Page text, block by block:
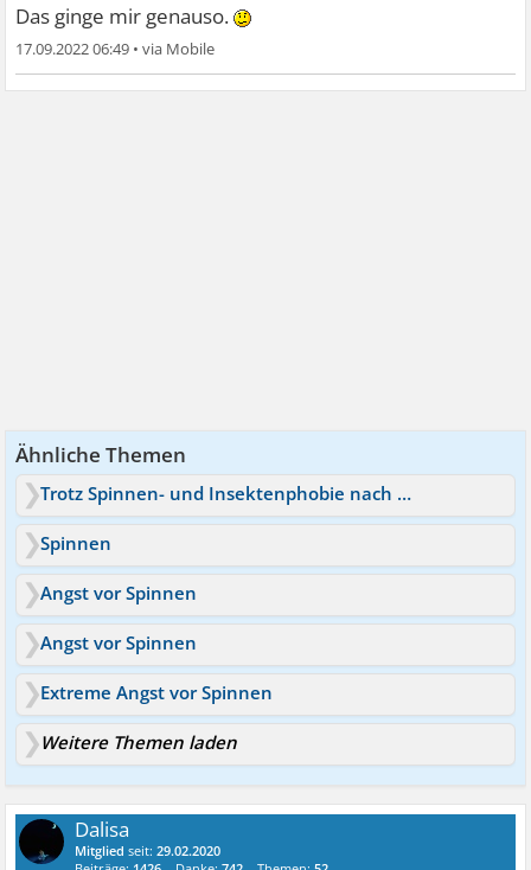
Das ginge mir genauso.
17.09.2022 06:49 •
Ähnliche Themen
Trotz Spinnen- und Insektenphobie nach Australien?
Spinnen
Angst vor Spinnen
Angst vor Spinnen
Extreme Angst vor Spinnen
Weitere Themen laden
Dalisa
Mitglied seit:29.02.2020